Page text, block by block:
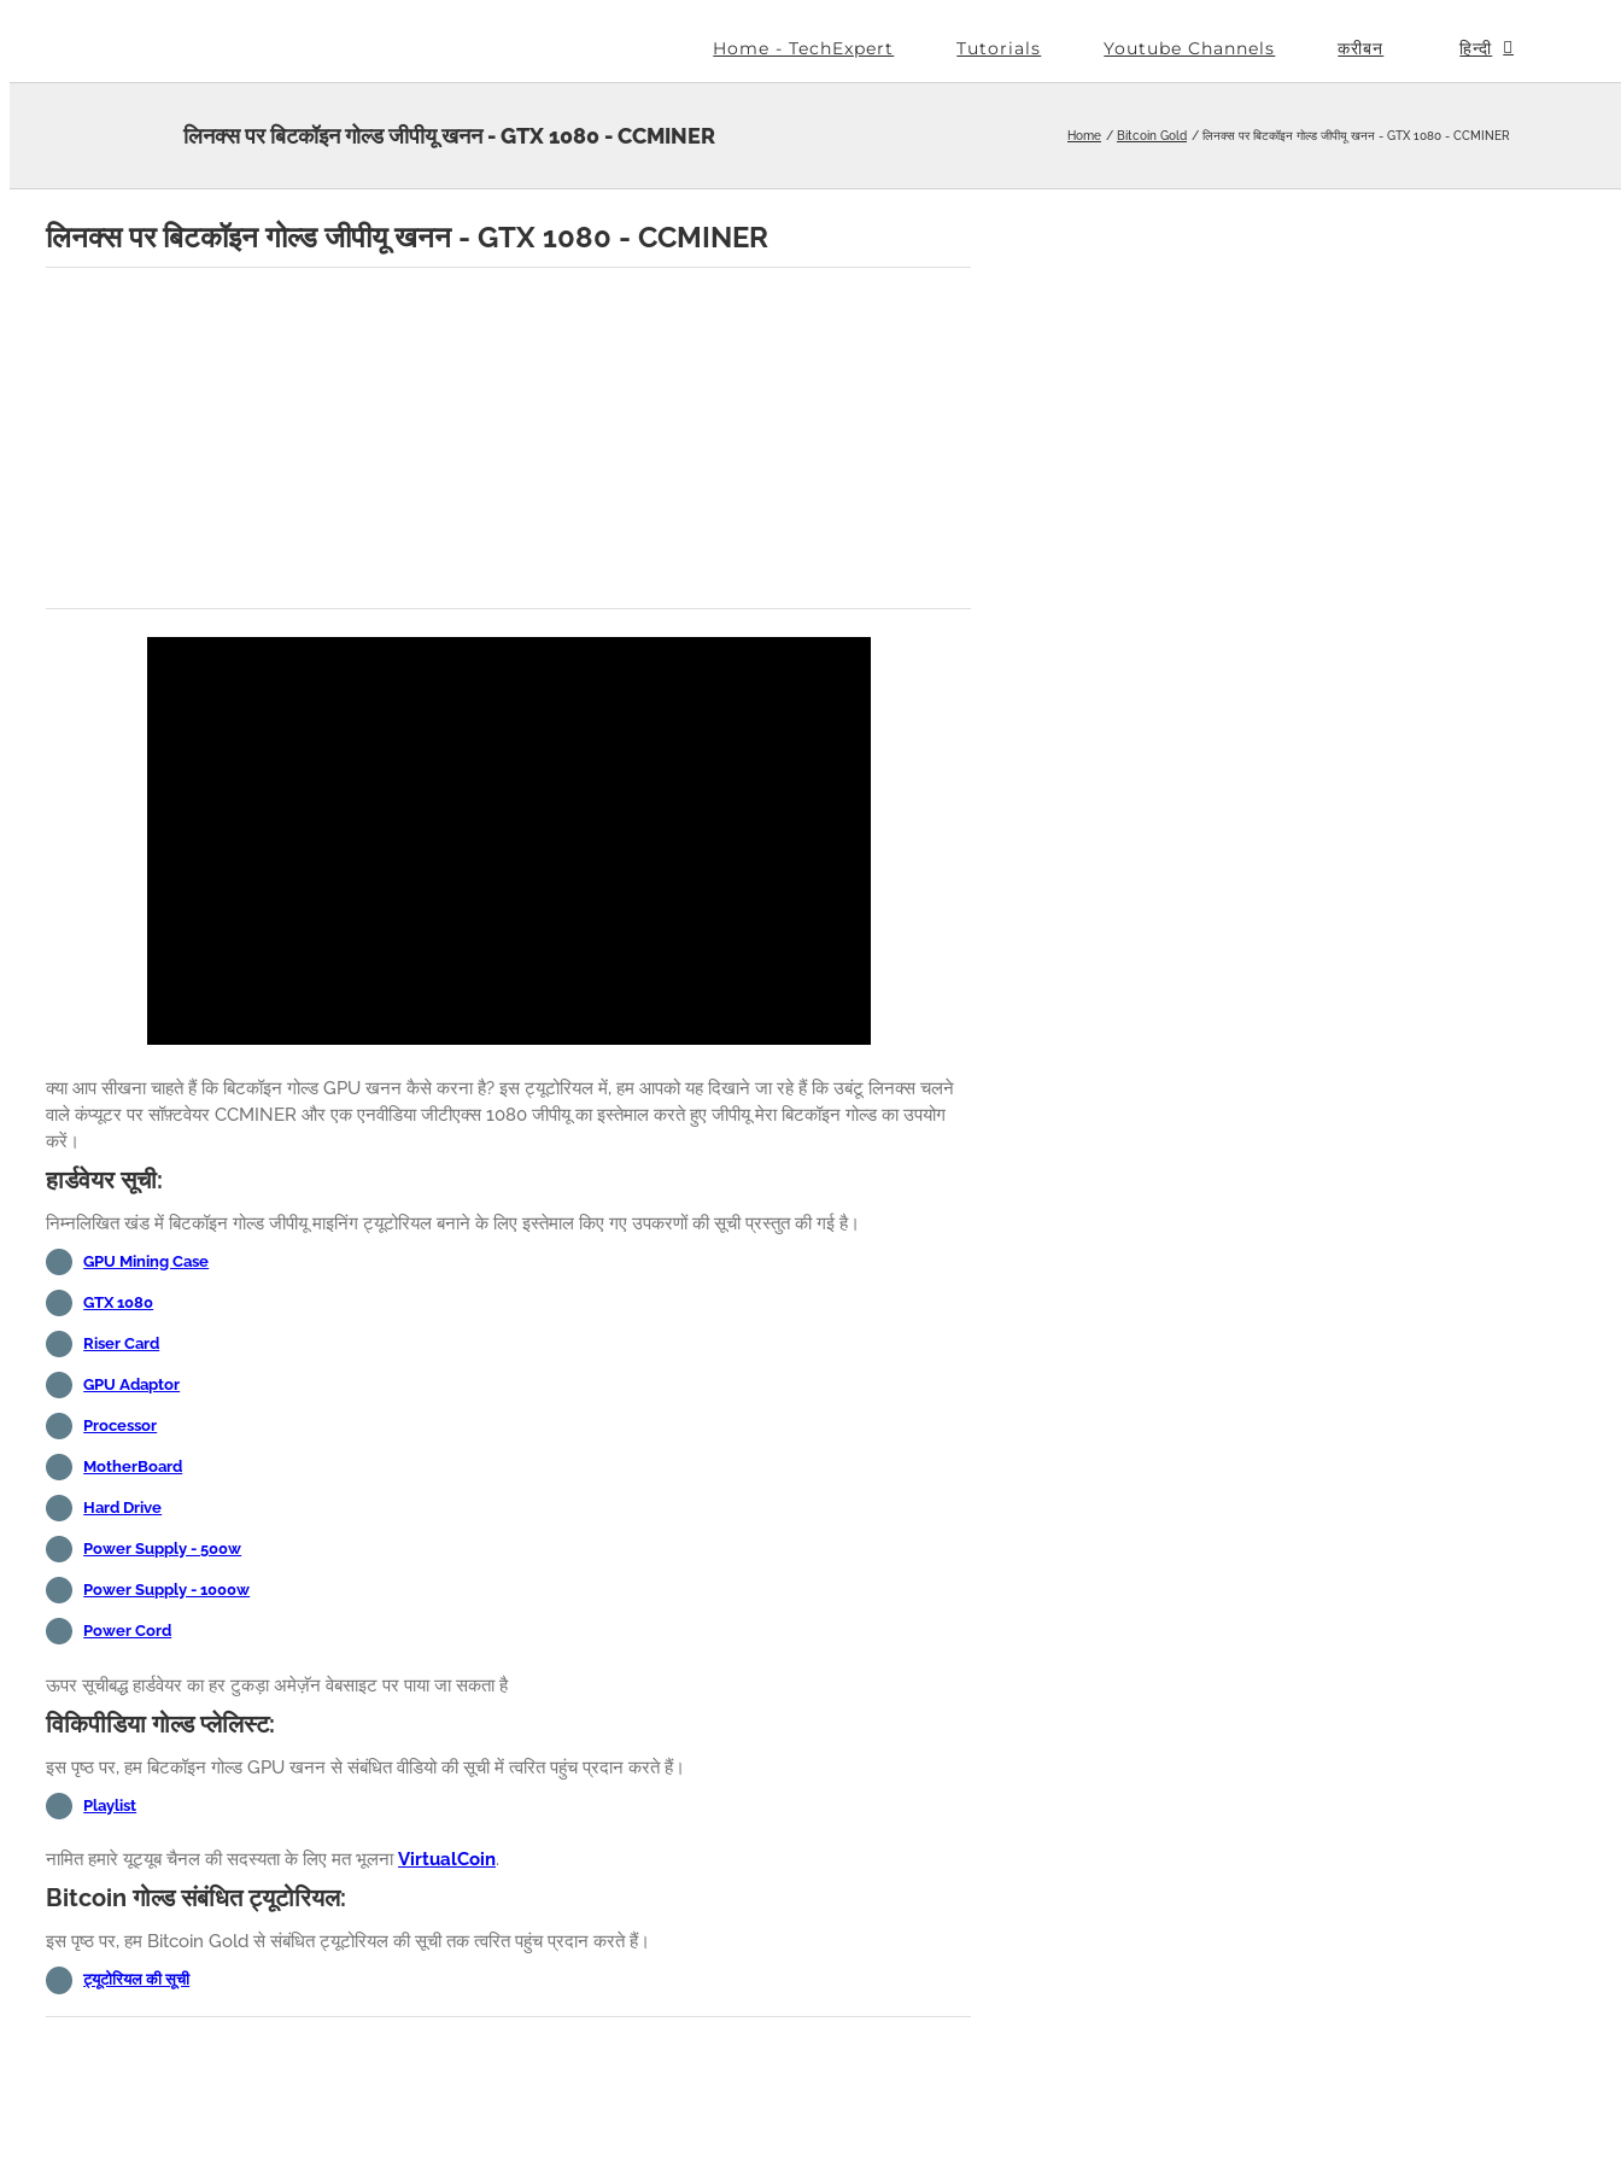
Home - TechExpert Tutorials Youtube Channels करीबन हिन्दी
लिनक्स पर बिटकॉइन गोल्ड जीपीयू खनन - GTX 1080 - CCMINER Home Bitcoin Gold लिनक्स पर बिटकॉइन गोल्ड जीपीयू खनन - GTX 1080 - CCMINER
लिनक्स पर बिटकॉइन गोल्ड जीपीयू खनन - GTX 1080 - CCMINER
क्या आप सीखना चाहते हैं कि बिटकॉइन गोल्ड GPU खनन कैसे करना है? इस ट्यूटोरियल में, हम आपको यह दिखाने जा रहे हैं कि उबंटू लिनक्स चलने
वाले कंप्यूटर पर सॉफ़्टवेयर CCMINER और एक एनवीडिया जीटीएक्स 1080 जीपीयू का इस्तेमाल करते हुए जीपीयू मेरा बिटकॉइन गोल्ड का उपयोग
करें।
हार्डवेयर सूची:
निम्नलिखित खंड में बिटकॉइन गोल्ड जीपीयू माइनिंग ट्यूटोरियल बनाने के लिए इस्तेमाल किए गए उपकरणों की सूची प्रस्तुत की गई है।
GPU Mining Case
GTX 1080
Riser Card
GPU Adaptor
Processor
MotherBoard
Hard Drive
Power Supply - 500w
Power Supply - 1000w
Power Cord
ऊपर सूचीबद्ध हार्डवेयर का हर टुकड़ा अमेज़ॅन वेबसाइट पर पाया जा सकता है
विकिपीडिया गोल्ड प्लेलिस्ट:
इस पृष्ठ पर, हम बिटकॉइन गोल्ड GPU खनन से संबंधित वीडियो की सूची में त्वरित पहुंच प्रदान करते हैं।
Playlist
नामित हमारे यूट्यूब चैनल की सदस्यता के लिए मत भूलनाVirtualCoin.
Bitcoin गोल्ड संबंधित ट्यूटोरियल:
इस पृष्ठ पर, हम Bitcoin Gold से संबंधित ट्यूटोरियल की सूची तक त्वरित पहुंच प्रदान करते हैं।
ट्यूटोरियल की सूची